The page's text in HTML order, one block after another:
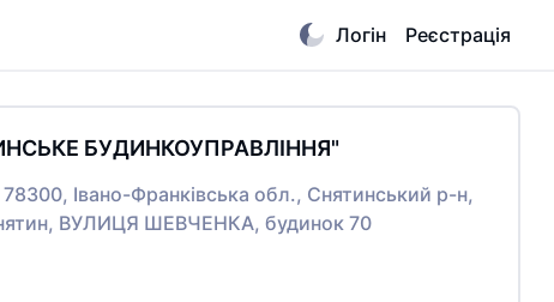
Логін Реєстрація
БУДИНКОУПРАВЛІННЯ"
78300, Івано-Франківська обл., Снятинський р-н,
ВУЛИЦЯ ШЕВЧЕНКА, будинок 70